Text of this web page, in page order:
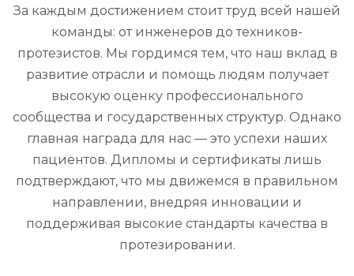
За каждым достижением стоит труд всей нашей
команды: от инженеров до техников-
протезистов. Мы гордимся тем, что наш вклад в
развитие отрасли и помощь людям получает
высокую оценку профессионального
сообщества и государственных структур. Однако
главная награда для нас — это успехи наших
пациентов. Дипломы и сертификаты лишь
подтверждают, что мы движемся в правильном
направлении, внедряя инновации и
поддерживая высокие стандарты качества в
протезировании.